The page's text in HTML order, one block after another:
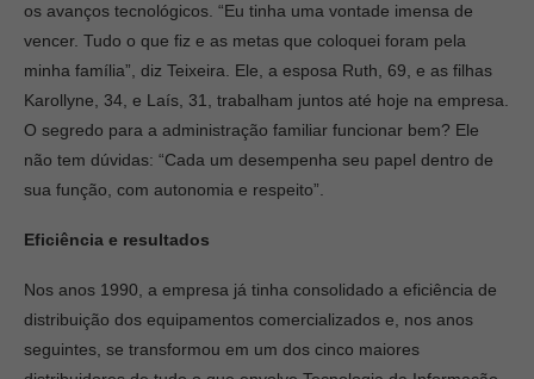
os avanços tecnológicos. “Eu tinha uma vontade imensa de
vencer. Tudo o que fiz e as metas que coloquei foram pela
minha família”, diz Teixeira. Ele, a esposa Ruth, 69, e as filhas
Karollyne, 34, e Laís, 31, trabalham juntos até hoje na empresa.
O segredo para a administração familiar funcionar bem? Ele
não tem dúvidas: “Cada um desempenha seu papel dentro de
sua função, com autonomia e respeito”.
Eficiência e resultados
Nos anos 1990, a empresa já tinha consolidado a eficiência de
distribuição dos equipamentos comercializados e, nos anos
seguintes, se transformou em um dos cinco maiores